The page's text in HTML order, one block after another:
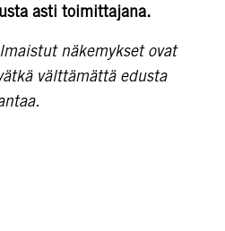
asti toimittajana.
näkemykset ovat
välttämättä edusta